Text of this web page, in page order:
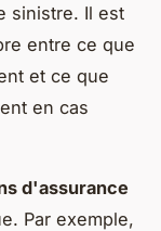
sinistre. Il est
entre ce que
et ce que
en cas
d'assurance
Par exemple,